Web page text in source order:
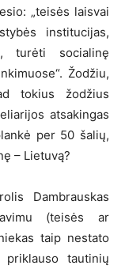
„teisės laisvai
institucijas,
turėti socialinę
Žodžiu,
tokius žodžius
atsakingas
per 50 šalių,
– Lietuvą?
Dambrauskas
(teisės ar
taip nestato
tautinių